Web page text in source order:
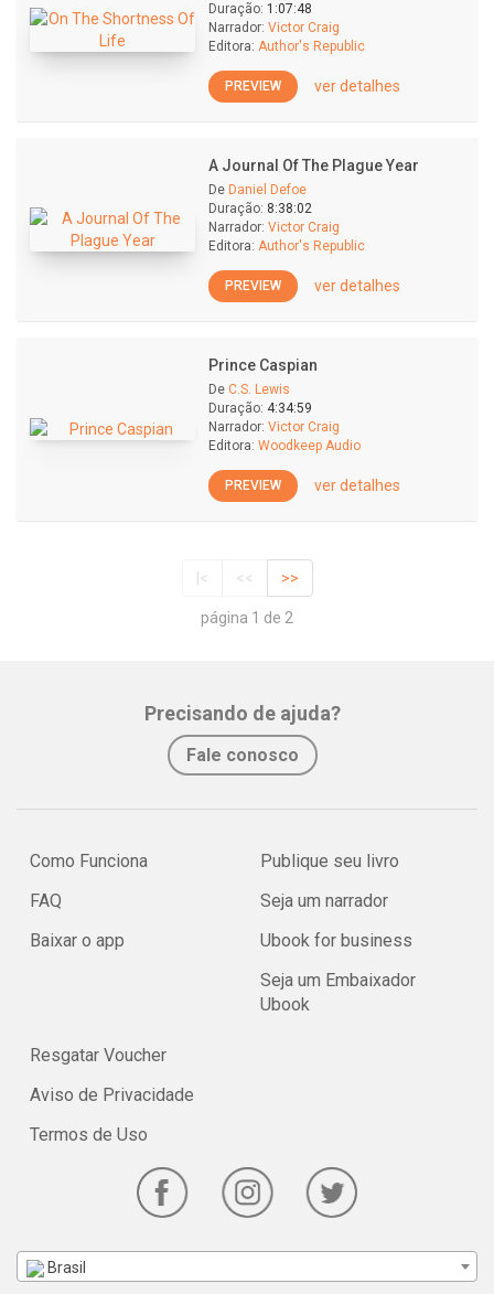
Duração: 1:07:48
Narrador: Victor Craig
Editora: Author's Republic
PREVIEW ver detalhes
A Journal Of The Plague Year
De Daniel Defoe
Duração: 8:38:02
Narrador: Victor Craig
Editora: Author's Republic
PREVIEW ver detalhes
Prince Caspian
De C.S. Lewis
Duração: 4:34:59
Narrador: Victor Craig
Editora: Woodkeep Audio
PREVIEW ver detalhes
|< << >>
página 1 de 2
Precisando de ajuda?
Fale conosco
Como Funciona
FAQ
Baixar o app
Publique seu livro
Seja um narrador
Ubook for business
Seja um Embaixador
Ubook
Resgatar Voucher
Aviso de Privacidade
Termos de Uso
Brasil